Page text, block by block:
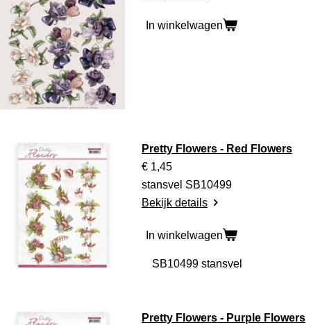
In winkelwagen
Pretty Flowers - Red Flowers
€ 1,45
stansvel SB10499
Bekijk details
In winkelwagen
Pretty Flowers - Purple Flowers